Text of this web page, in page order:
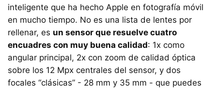
inteligente que ha hecho Apple en fotografía móvil
en mucho tiempo. No es una lista de lentes por
rellenar, es un sensor que resuelve cuatro
encuadres con muy buena calidad: 1x como
angular principal, 2x con zoom de calidad óptica
sobre los 12 Mpx centrales del sensor, y dos
focales “clásicas” - 28 mm y 35 mm - que puedes